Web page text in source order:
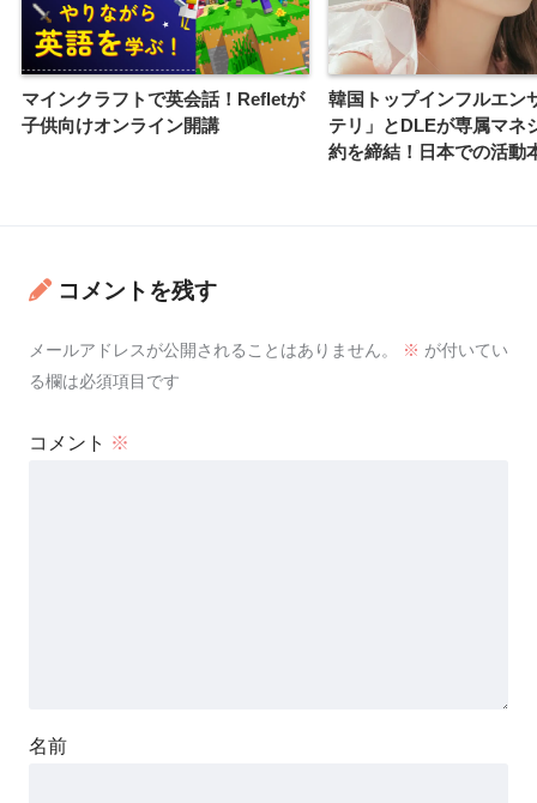
マインクラフトで英会話！Refletが
子供向けオンライン開講
韓国トップインフルエン
テリ」とDLEが専属マネ
約を締結！日本での活動
コメントを残す
メールアドレスが公開されることはありません。 ※ が付いてい
る欄は必須項目です
コメント ※
名前